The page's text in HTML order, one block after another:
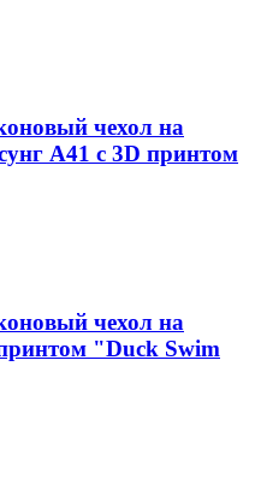
чехол на
А41 с 3D принтом
чехол на
"Duck Swim